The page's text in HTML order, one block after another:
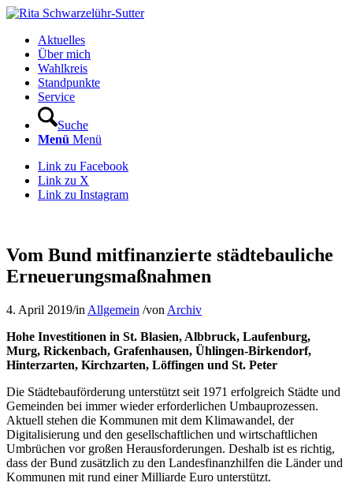
Aktuelles
Über mich
Wahlkreis
Standpunkte
Service
Suche
Menü Menü
Link zu Facebook
Link zu X
Link zu Instagram
Vom Bund mitfinanzierte städtebauliche
Erneuerungsmaßnahmen
4. April 2019/in Allgemein /von Archiv
Hohe Investitionen in St. Blasien, Albbruck, Laufenburg,
Murg, Rickenbach, Grafenhausen, Ühlingen-Birkendorf,
Hinterzarten, Kirchzarten, Löffingen und St. Peter
Die Städtebauförderung unterstützt seit 1971 erfolgreich Städte und
Gemeinden bei immer wieder erforderlichen Umbauprozessen.
Aktuell stehen die Kommunen mit dem Klimawandel, der
Digitalisierung und den gesellschaftlichen und wirtschaftlichen
Umbrüchen vor großen Herausforderungen. Deshalb ist es richtig,
dass der Bund zusätzlich zu den Landesfinanzhilfen die Länder und
Kommunen mit rund einer Milliarde Euro unterstützt.